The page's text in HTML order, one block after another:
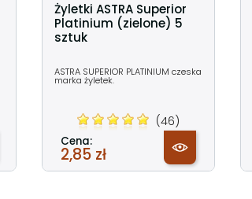
Żyletki ASTRA Superior
Platinium (zielone) 5
sztuk
ASTRA SUPERIOR PLATINIUM czeska
marka żyletek.
(46)
Cena:
2,85 zł